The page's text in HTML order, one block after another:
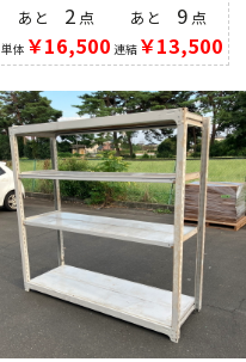
あと 2 点
単体 ￥16,500
あと 9点
連結￥13,500